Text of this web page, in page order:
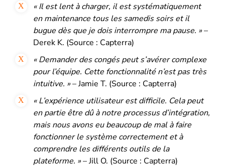
« Il est lent à charger, il est systématiquement
en maintenance tous les samedis soirs et il
bugue dès que je dois interrompre ma pause. »–
Derek K. (Source : Capterra)
« Demander des congés peut s’avérer complexe
pour l’équipe. Cette fonctionnalité n’est pas très
intuitive. »– Jamie T. (Source : Capterra)
« L’expérience utilisateur est difficile. Cela peut
en partie être dû à notre processus d’intégration,
mais nous avons eu beaucoup de mal à faire
fonctionner le système correctement et à
comprendre les différents outils de la
plateforme. »– Jill O. (Source : Capterra)